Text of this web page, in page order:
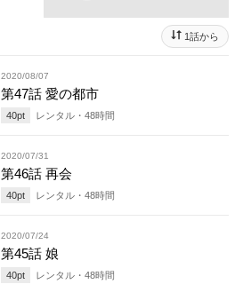
1話から
2020/08/07
第47話 愛の都市
40pt レンタル・ 48時間
2020/07/31
第46話 再会
40pt レンタル・ 48時間
2020/07/24
第45話 娘
40pt レンタル・ 48時間